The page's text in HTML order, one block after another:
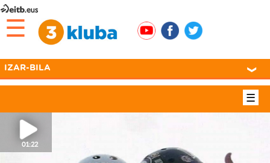
☰
IZAR-BILA
01:22
☰